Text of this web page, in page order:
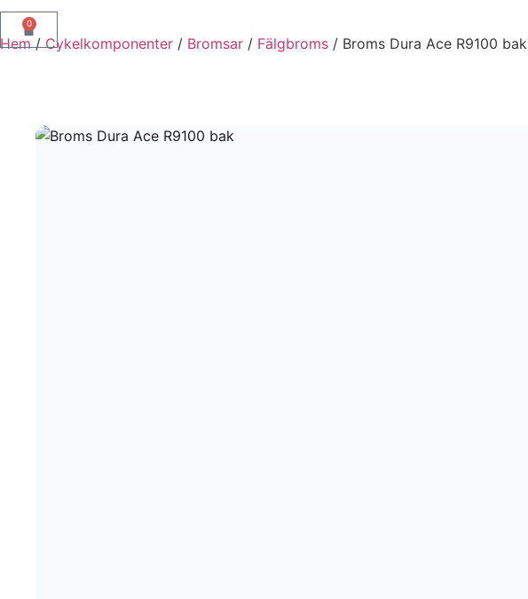
0
Hem/Cykelkomponenter / Bromsar / Fälgbroms / Broms Dura Ace R9100 bak